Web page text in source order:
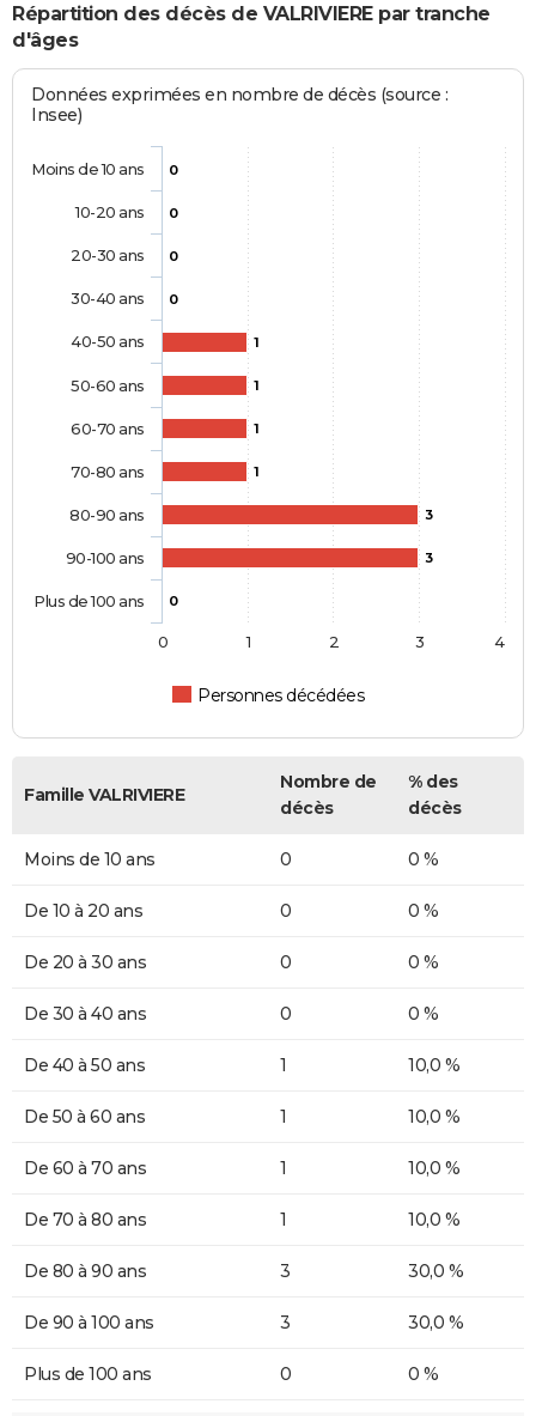
Répartition des décès de VALRIVIERE par tranche
d'âges
Données exprimées en nombre de décès (source :
Insee)
0
0
0
0
1
1
1
1
3
3
0
Personnes décédées
Moins de 10 ans
10-20 ans
20-30 ans
30-40 ans
40-50 ans
50-60 ans
60-70 ans
70-80 ans
80-90 ans
90-100 ans
Plus de 100 ans
0 1 2 3 4
Famille VALRIVIERE
Nombre de
décès
% des
décès
Moins de 10 ans 0 0 %
De 10 à 20 ans 0 0 %
De 20 à 30 ans 0 0 %
De 30 à 40 ans 0 0 %
De 40 à 50 ans 1 10,0 %
De 50 à 60 ans 1 10,0 %
De 60 à 70 ans 1 10,0 %
De 70 à 80 ans 1 10,0 %
De 80 à 90 ans 3 30,0 %
De 90 à 100 ans 3 30,0 %
Plus de 100 ans 0 0 %